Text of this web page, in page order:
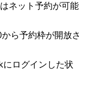
ネット予約が可能
ら予約枠が開放さ
ログインした状